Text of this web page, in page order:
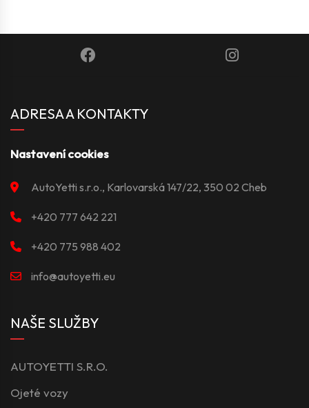
ADRESA A KONTAKTY
Nastavení cookies
AutoYetti s.r.o., Karlovarská 147/22, 350 02 Cheb
+420 777 642 221
+420 775 988 402
info@autoyetti.eu
NAŠE SLUŽBY
AUTOYETTI S.R.O.
Ojeté vozy